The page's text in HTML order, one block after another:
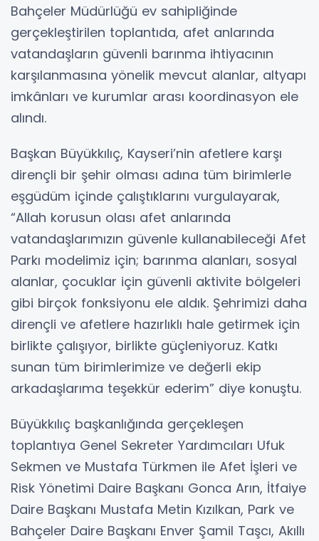
Bahçeler Müdürlüğü ev sahipliğinde
gerçekleştirilen toplantıda, afet anlarında
vatandaşların güvenli barınma ihtiyacının
karşılanmasına yönelik mevcut alanlar, altyapı
imkânları ve kurumlar arası koordinasyon ele
alındı.
Başkan Büyükkılıç, Kayseri’nin afetlere karşı
dirençli bir şehir olması adına tüm birimlerle
eşgüdüm içinde çalıştıklarını vurgulayarak,
“Allah korusun olası afet anlarında
vatandaşlarımızın güvenle kullanabileceği Afet
Parkı modelimiz için; barınma alanları, sosyal
alanlar, çocuklar için güvenli aktivite bölgeleri
gibi birçok fonksiyonu ele aldık. Şehrimizi daha
dirençli ve afetlere hazırlıklı hale getirmek için
birlikte çalışıyor, birlikte güçleniyoruz. Katkı
sunan tüm birimlerimize ve değerli ekip
arkadaşlarıma teşekkür ederim” diye konuştu.
Büyükkılıç başkanlığında gerçekleşen
toplantıya Genel Sekreter Yardımcıları Ufuk
Sekmen ve Mustafa Türkmen ile Afet İşleri ve
Risk Yönetimi Daire Başkanı Gonca Arın, İtfaiye
Daire Başkanı Mustafa Metin Kızılkan, Park ve
Bahçeler Daire Başkanı Enver Şamil Taşcı, Akıllı